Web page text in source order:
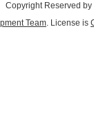
Copyright Reserved
Team. License is